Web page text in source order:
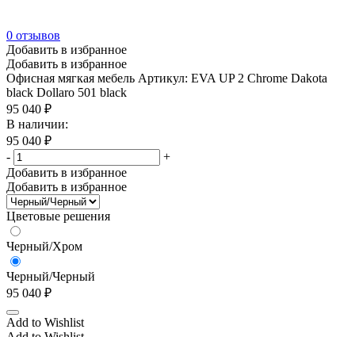
0 отзывов
Добавить в избранное
Добавить в избранное
Офисная мягкая мебель Артикул: EVA UP 2 Chrome Dakota
black Dollaro 501 black
95 040 ₽
В наличии:
95 040 ₽
-
+
Добавить в избранное
Добавить в избранное
Цветовые решения
Черный/Хром
Черный/Черный
95 040 ₽
Add to Wishlist